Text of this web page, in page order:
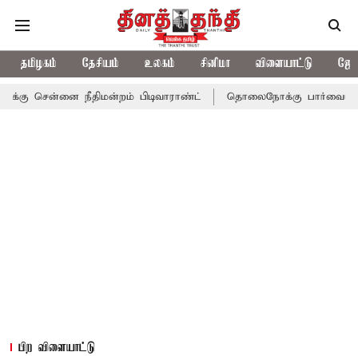
தமிழகம் தேசியம் உலகம் சினிமா விளையாட்டு
நீதிமன்றம் பிடிவாராண்ட் தொலைநோக்கு பார்வையுடன் கூடிய
பிற விளையாட்டு